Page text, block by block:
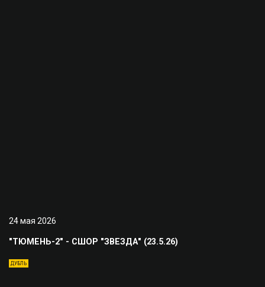
24 мая 2026
"ТЮМЕНЬ-2" - СШОР "ЗВЕЗДА" (23.5.26)
ДУБЛЬ